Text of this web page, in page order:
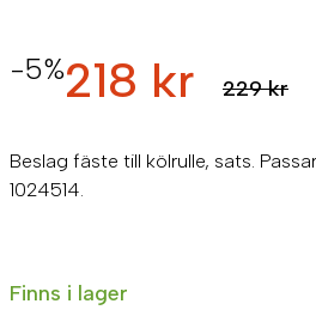
229 kr
218 kr
-5%
Beslag fäste till kölrulle, sats.
1024514.
Finns i lager